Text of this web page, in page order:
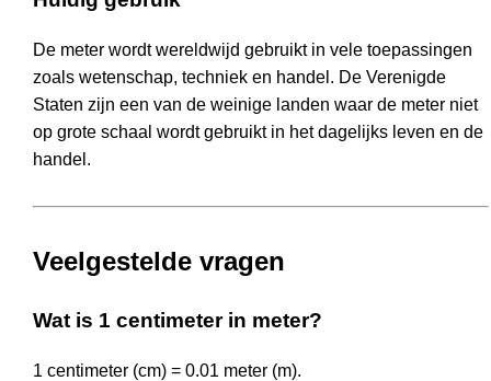
De meter wordt wereldwijd gebruikt in vele toepassingen
zoals wetenschap, techniek en handel. De Verenigde
Staten zijn een van de weinige landen waar de meter niet
op grote schaal wordt gebruikt in het dagelijks leven en de
handel.
Veelgestelde vragen
Wat is 1 centimeter in meter?
1 centimeter (cm) = 0.01 meter (m).